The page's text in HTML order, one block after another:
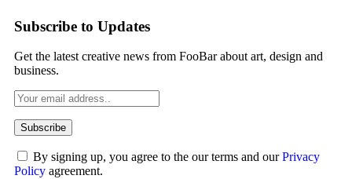
Subscribe to Updates
Get the latest creative news from FooBar about art, design and
business.
By signing up, you agree to the our terms and ourPrivacy
Policy agreement.